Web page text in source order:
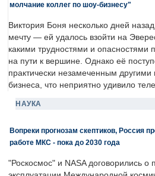
молчание коллег по шоу-бизнесу"
Виктория Боня несколько дней
мечту — ей удалось взойти на
какими трудностями и опасностями
на пути к вершине. Однако её
практически незамеченным
бизнеса, что неприятно удивило
НАУКА
Вопреки прогнозам скептиков, Россия
работе МКС - пока до 2030 года
"Роскосмос" и NASA договорились о